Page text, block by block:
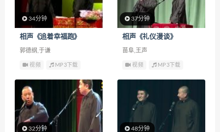
34分钟
相声《追着幸福跑》
郭德纲,于谦
视频 MP3下载
37分钟
相声《礼仪漫谈》
苗阜,王声
视频 MP3下载
32分钟 48分钟